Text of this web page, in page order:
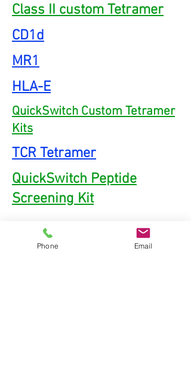
Class II custom Tetramer
CD1d
MR1
HLA-E
QuickSwitch Custom Tetramer
Kits
TCR Tetramer
QuickSwitch Peptide
Screening Kit
北區02-27905097
Phone Email